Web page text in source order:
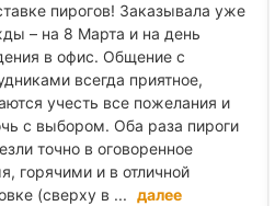
пирогов! Заказывала уже
– на 8 Марта и на день
в офис. Общение с
всегда приятное,
учесть все пожелания и
с выбором. Оба раза пироги
точно в оговоренное
горячими и в отличной
(сверху в ... далее